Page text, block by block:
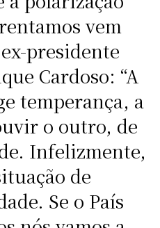
vem
presidente
Cardoso: “A
temperança, a
o outro, de
Infelizmente,
de
Se o País